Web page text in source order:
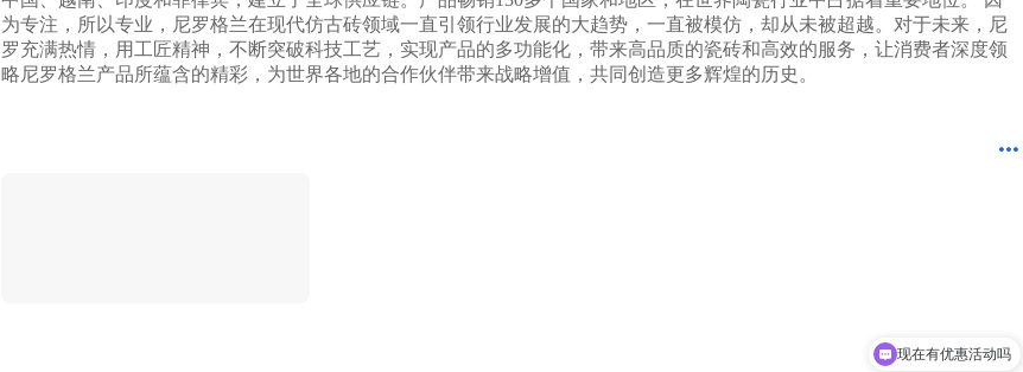
2分钟前 山东甘先生成功提交需求
3分钟前 广东古先生成功提交需求
4分钟前 湖北胡先生成功提交需求
9分钟前 北京吴女士成功提交需求
为专注，所以专业，尼罗格兰在现代仿古砖领域一直引领行业发展的大趋势，一直被模仿，却从未被超越。对于未来，尼
罗充满热情，用工匠精神，不断突破科技工艺，实现产品的多功能化，带来高品质的瓷砖和高效的服务，让消费者深度领
略尼罗格兰产品所蕴含的精彩，为世界各地的合作伙伴带来战略增值，共同创造更多辉煌的历史。
可以介绍下你们的产品么